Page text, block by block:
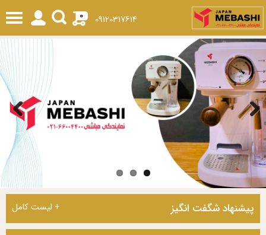
09120317614
0
Previous Next
پیشنهاد شگفت انگیز + لیست کامل